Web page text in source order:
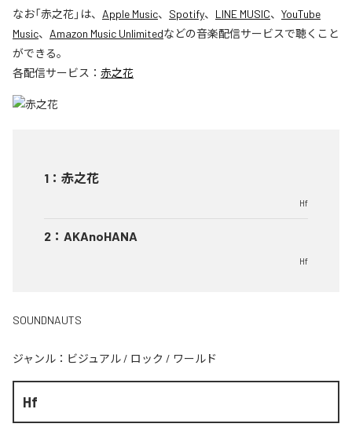
なお「赤之花」は、 Apple Music、 Spotify、 LINE MUSIC、 YouTube
Music、 Amazon Music Unlimitedなどの音楽配信サービスで聴くこと
ができる。
各配信サービス： 赤之花
1 ： 赤之花
Hf
2 ： AKAnoHANA
Hf
SOUNDNAUTS
ジャンル： ビジュアル / ロック / ワールド
Hf